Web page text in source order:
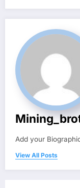
Add your
View All Posts